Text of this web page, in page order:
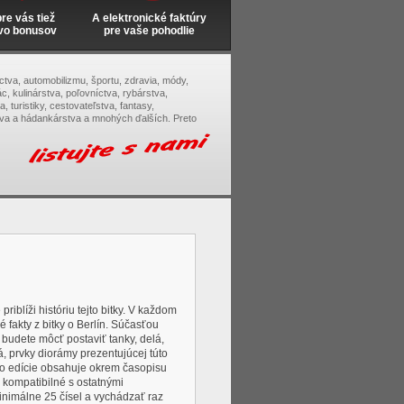
vás tiež
bonusov
A elektronické faktúry
pre vaše pohodlie
automobilizmu, športu, zdravia, módy,
kulinárstva, poľovníctva, rybárstva,
turistiky, cestovateľstva, fantasy,
a hádankárstva a mnohých ďalších. Preto
históriu tejto bitky. V každom
fakty z bitky o Berlín. Súčasťou
môcť postaviť tanky, delá,
prvky diorámy prezentujúcej túto
edície obsahuje okrem časopisu
s ostatnými
25 čísel a vychádzať raz